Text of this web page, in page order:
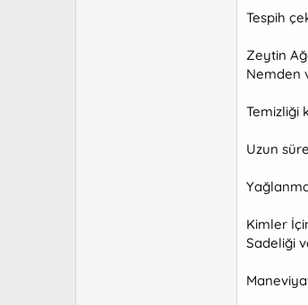
Tespih
Zeytin
Nemden
Temizliği
Uzun
Kimler
Sadeliği